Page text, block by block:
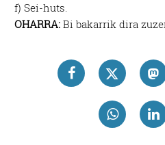
f) Sei-huts.
OHARRA: Bi bakarrik dira